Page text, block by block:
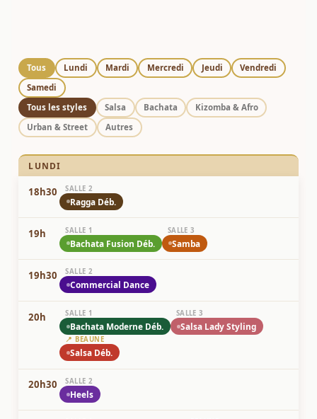
Tous Lundi Mardi Mercredi Jeudi
Vendredi
Samedi
Tous les styles
Salsa Bachata
Kizomba & Afro
Urban & Street
Autres
LUNDI
18h30 SALLE 2
Ragga Déb.
19h SALLE 1
Bachata Fusion Déb.
SALLE 3
Samba
19h30 SALLE 2
Commercial Dance
20h SALLE 1
Bachata Moderne Déb.
SALLE 3
Salsa Lady Styling
📍 BEAUNE
Salsa Déb.
20h30 SALLE 2
Heels